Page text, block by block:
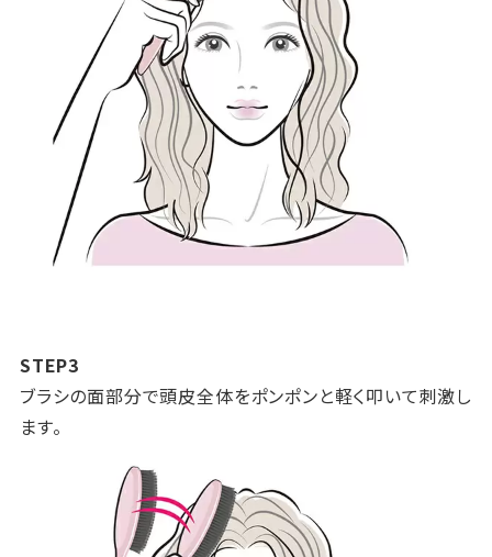
STEP3
ブラシの面部分で頭皮全体をポンポンと軽く叩いて刺激し
ます。